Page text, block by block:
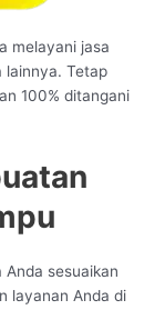
melayani jasa
lainnya. Tetap
100% ditangani
sesuaikan
layanan Anda di